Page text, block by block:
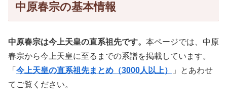
中原春宗の基本情報
中原春宗は今上天皇の直系祖先です。 本ページでは、中原
春宗から今上天皇に至るまでの系譜を掲載しています。
「 今上天皇の直系祖先まとめ（3000人以上）
」とあわせ
てご覧ください。